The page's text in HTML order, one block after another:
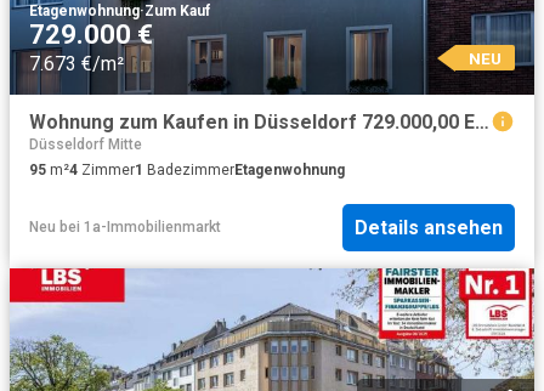
Etagenwohnung·Zum Kauf
729.000 €
7.673 €/m² NEU
Wohnung zum Kaufen in Düsseldorf 729.000,00 EUR 95.55 m²
Düsseldorf Mitte
95 m²4 Zimmer1 BadezimmerEtagenwohnung
Neu bei 1a-Immobilienmarkt Details ansehen